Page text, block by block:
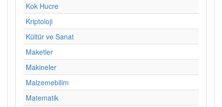
Kok Hucre
Kriptoloji
Kültür ve Sanat
Maketler
Makineler
Malzemebilim
Matematik